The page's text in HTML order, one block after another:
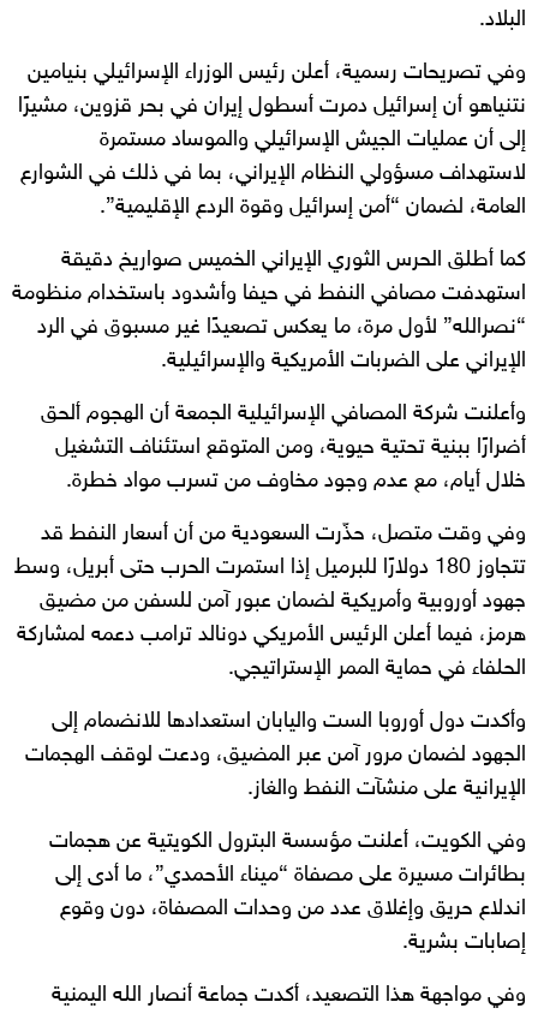
البلاد.
وفي تصريحات رسمية، أعلن رئيس الوزراء الإسرائيلي بنيامين
نتنياهو أن إسرائيل دمرت أسطول إيران في بحر قزوين، مشيرًا
إلى أن عمليات الجيش الإسرائيلي والموساد مستمرة
لاستهداف مسؤولي النظام الإيراني، بما في ذلك في الشوارع
العامة، لضمان “أمن إسرائيل وقوة الردع الإقليمية”.
كما أطلق الحرس الثوري الإيراني الخميس صواريخ دقيقة
استهدفت مصافي النفط في حيفا وأشدود باستخدام منظومة
“نصرالله” لأول مرة، ما يعكس تصعيدًا غير مسبوق في الرد
الإيراني على الضربات الأمريكية والإسرائيلية.
وأعلنت شركة المصافي الإسرائيلية الجمعة أن الهجوم ألحق
أضرارًا ببنية تحتية حيوية، ومن المتوقع استئناف التشغيل
خلال أيام، مع عدم وجود مخاوف من تسرب مواد خطرة.
وفي وقت متصل، حذّرت السعودية من أن أسعار النفط قد
تتجاوز 180 دولارًا للبرميل إذا استمرت الحرب حتى أبريل، وسط
جهود أوروبية وأمريكية لضمان عبور آمن للسفن من مضيق
هرمز، فيما أعلن الرئيس الأمريكي دونالد ترامب دعمه لمشاركة
الحلفاء في حماية الممر الإستراتيجي.
وأكدت دول أوروبا الست واليابان استعدادها للانضمام إلى
الجهود لضمان مرور آمن عبر المضيق، ودعت لوقف الهجمات
الإيرانية على منشآت النفط والغاز.
وفي الكويت، أعلنت مؤسسة البترول الكويتية عن هجمات
بطائرات مسيرة على مصفاة “ميناء الأحمدي”، ما أدى إلى
اندلاع حريق وإغلاق عدد من وحدات المصفاة، دون وقوع
إصابات بشرية.
وفي مواجهة هذا التصعيد، أكدت جماعة أنصار الله اليمنية